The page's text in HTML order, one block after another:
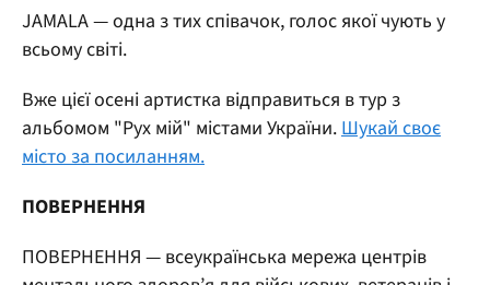
JAMALA — одна з тих співачок, голос якої чують у
всьому світі.
Вже цієї осені артистка відправиться в тур з
альбомом "Рух мій" містами України.Шукай своє
місто за посиланням.
ПОВЕРНЕННЯ
ПОВЕРНЕННЯ — всеукраїнська мережа центрів